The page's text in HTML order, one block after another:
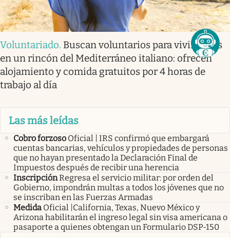
Voluntariado. Buscan voluntarios para vivir gratis
en un rincón del Mediterráneo italiano: ofrecen
alojamiento y comida gratuitos por 4 horas de
trabajo al día
Las más leídas
Cobro forzoso Oficial | IRS confirmó que embargará
cuentas bancarias, vehículos y propiedades de personas
que no hayan presentado la Declaración Final de
Impuestos después de recibir una herencia
InscripciónRegresa el servicio militar: por orden del
Gobierno, impondrán multas a todos los jóvenes que no
se inscriban en las Fuerzas Armadas
Medida Oficial |California, Texas, Nuevo México y
Arizona habilitarán el ingreso legal sin visa americana o
pasaporte a quienes obtengan un Formulario DSP-150